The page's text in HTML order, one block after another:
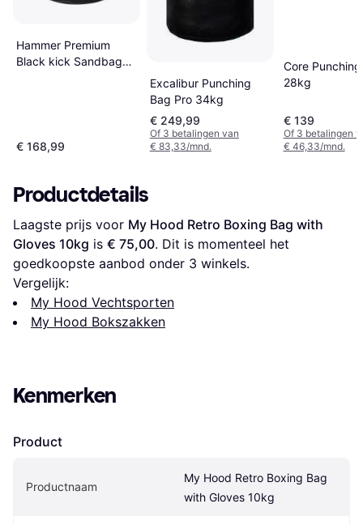
Hammer Premium
Black kick Sandbag
€ 168,99
Excalibur Punching
Bag Pro 34kg
€ 249,99
Of 3 betalingen van
€ 83,33/mnd.
Core
28kg
€ 139
Of 3 betalingen
€ 46,33/mnd.
Productdetails
Laagste prijs voor My Hood Retro Boxing Bag with
Gloves 10kg is € 75,00. Dit is momenteel het
goedkoopste aanbod onder 3 winkels.
Vergelijk:
My Hood Vechtsporten
My Hood Bokszakken
Kenmerken
Product
Productnaam
My Hood Retro Boxing Bag
with Gloves 10kg